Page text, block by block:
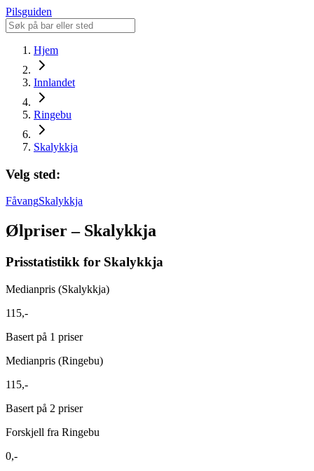
Pilsguiden
Hjem
Innlandet
Ringebu
Skalykkja
Velg sted:
FåvangSkalykkja
Ølpriser – Skalykkja
Prisstatistikk for Skalykkja
Medianpris (Skalykkja)
115,-
Basert på 1 priser
Medianpris (Ringebu)
115,-
Basert på 2 priser
Forskjell fra Ringebu
0,-